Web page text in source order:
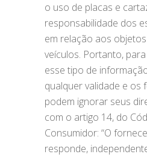
o uso de placas e
responsabilidade dos
em relação aos
veículos. Portanto,
esse tipo de
qualquer validade e os
podem ignorar seus
com o artigo 14, do
Consumidor: “O
responde,